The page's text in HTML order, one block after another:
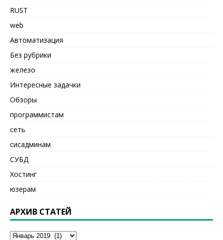
RUST
web
Автоматизация
Без рубрики
железо
Интересные задачки
Обзоры
программистам
сеть
сисадминам
СУБД
Хостинг
юзерам
АРХИВ СТАТЕЙ